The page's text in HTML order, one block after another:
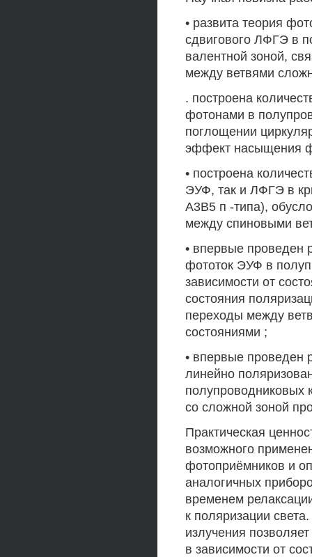
• развита теория
сдвигового ЛФГЭ в
валентной зоной,
между ветвями
. построена
фотонами в
поглощении
эффект насыщения
• построена
ЭУФ, так и ЛФГЭ в
А3В5 п -типа),
между спиновыми
• впервые проведен
фототок ЭУФ в
зависимости от
состояния
переходы между
состояниями ;
• впервые проведен
линейно
полупроводниковых
со сложной зоной
Практическая
возможного
фотоприёмников и
аналогичных
временем
к поляризации
излучения
в зависимости от